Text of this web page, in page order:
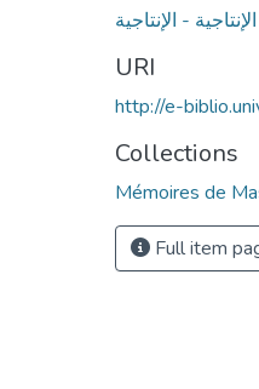
- الإنتاجية
URI
http://e-
Collections
Mémoires de
Full item